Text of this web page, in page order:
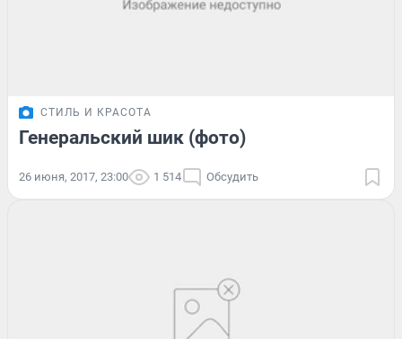
СТИЛЬ И КРАСОТА
Генеральский шик (фото)
26 июня, 2017, 23:00 1 514 Обсудить